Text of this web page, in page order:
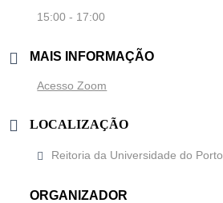
15:00 - 17:00
MAIS INFORMAÇÃO
Acesso Zoom
LOCALIZAÇÃO
Reitoria da Universidade do Porto
ORGANIZADOR